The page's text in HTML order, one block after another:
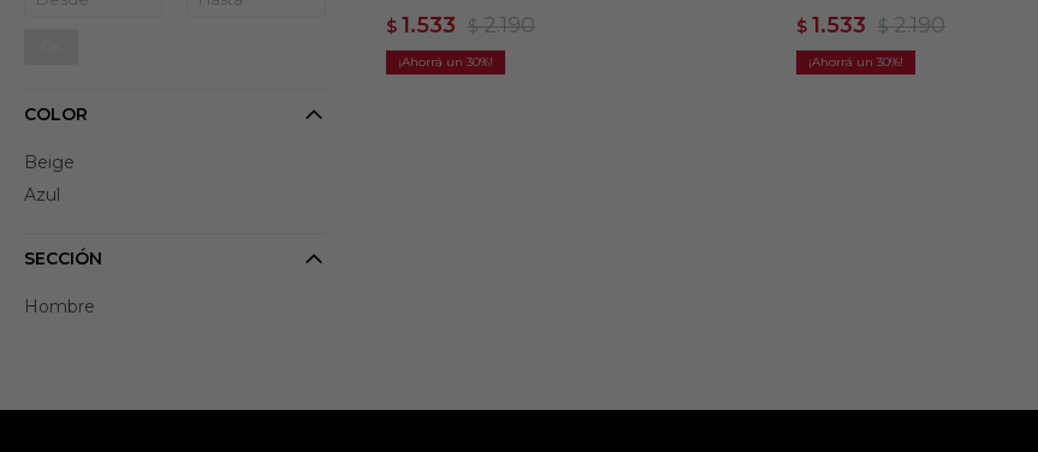
$ 1.533 $ 2.190
30
$ 1.533 $ 2.190
30
COLOR
Beige
Azul
SECCIÓN
Hombre